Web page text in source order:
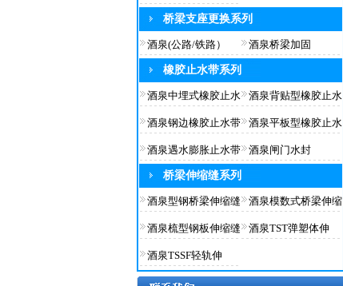
桥梁支座更换系列
酒泉(公路/铁路） 酒泉桥梁加固
橡胶止水带系列
酒泉中埋式橡胶止水 酒泉背贴型橡胶止水
酒泉钢边橡胶止水带 酒泉平板型橡胶止水
酒泉遇水膨胀止水带 酒泉闸门水封
桥梁伸缩缝系列
酒泉型钢桥梁伸缩缝 酒泉模数式桥梁伸缩
酒泉梳型钢板伸缩缝 酒泉TST弹塑体伸
酒泉TSSF轻轨伸